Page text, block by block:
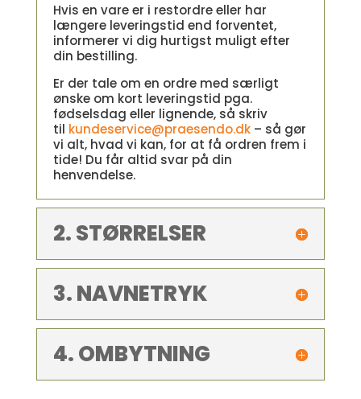
Hvis en vare er i restordre eller har
længere leveringstid end forventet,
informerer vi dig hurtigst muligt efter
din bestilling.
Er der tale om en ordre med særligt
ønske om kort leveringstid pga.
fødselsdag eller lignende, så skriv
til kundeservice@praesendo.dk– så gør
vi alt, hvad vi kan, for at få ordren frem i
tide! Du får altid svar på din
henvendelse.
2. STØRRELSER
3. NAVNETRYK
4. OMBYTNING